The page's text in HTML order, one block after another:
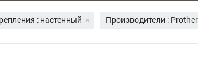
: настенный Производители :